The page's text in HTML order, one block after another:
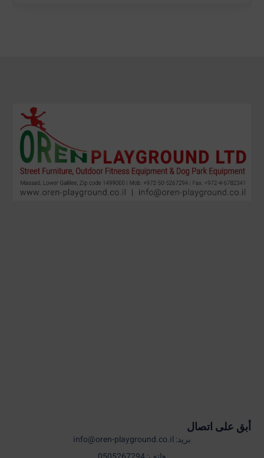
أبق على اتصال
بريد: info@oren-playground.co.il